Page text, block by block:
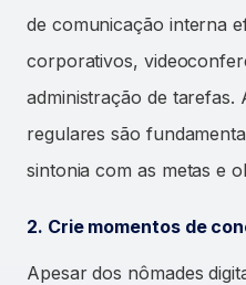
de comunicação interna
corporativos,
administração de tarefas.
regulares são
sintonia com as metas e
2. Crie momentos de
Apesar dos nômades